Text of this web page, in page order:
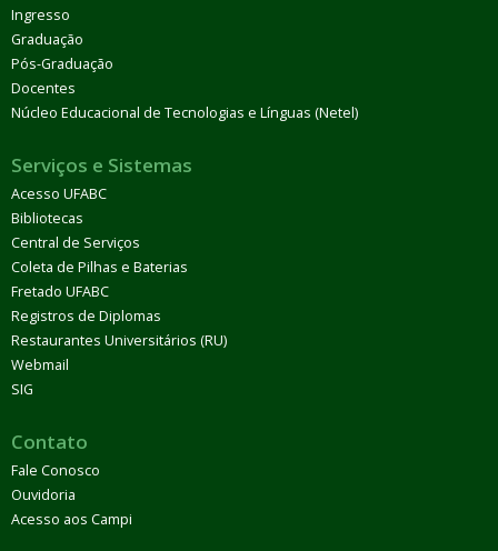
Ingresso
Graduação
Pós-Graduação
Docentes
Núcleo Educacional de Tecnologias e Línguas (Netel)
Serviços e Sistemas
Acesso UFABC
Bibliotecas
Central de Serviços
Coleta de Pilhas e Baterias
Fretado UFABC
Registros de Diplomas
Restaurantes Universitários (RU)
Webmail
SIG
Contato
Fale Conosco
Ouvidoria
Acesso aos Campi